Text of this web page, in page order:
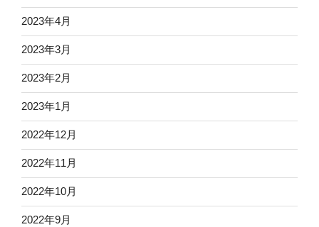
2023年4月
2023年3月
2023年2月
2023年1月
2022年12月
2022年11月
2022年10月
2022年9月